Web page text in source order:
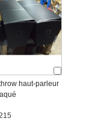
haut-parleur